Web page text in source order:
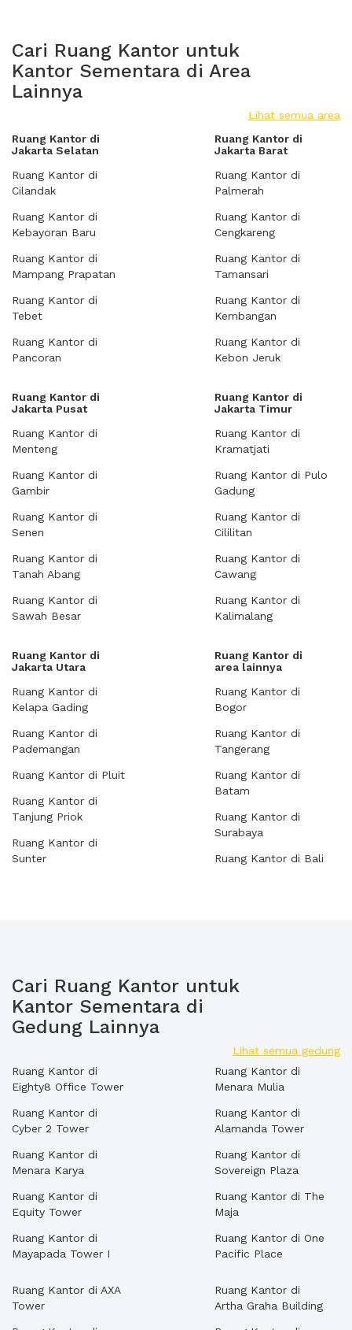
Cari Ruang Kantor untuk
Kantor Sementara di Area
Lainnya
Lihat semua area
Ruang Kantor di
Jakarta Selatan
Ruang Kantor di
Cilandak
Ruang Kantor di
Kebayoran Baru
Ruang Kantor di
Mampang Prapatan
Ruang Kantor di
Tebet
Ruang Kantor di
Pancoran
Ruang Kantor di
Jakarta Barat
Ruang Kantor di
Palmerah
Ruang Kantor di
Cengkareng
Ruang Kantor di
Tamansari
Ruang Kantor di
Kembangan
Ruang Kantor di
Kebon Jeruk
Ruang Kantor di
Jakarta Pusat
Ruang Kantor di
Menteng
Ruang Kantor di
Gambir
Ruang Kantor di
Senen
Ruang Kantor di
Tanah Abang
Ruang Kantor di
Sawah Besar
Ruang Kantor di
Jakarta Timur
Ruang Kantor di
Kramatjati
Ruang Kantor di Pulo
Gadung
Ruang Kantor di
Cililitan
Ruang Kantor di
Cawang
Ruang Kantor di
Kalimalang
Ruang Kantor di
Jakarta Utara
Ruang Kantor di
Kelapa Gading
Ruang Kantor di
Pademangan
Ruang Kantor di Pluit
Ruang Kantor di
Tanjung Priok
Ruang Kantor di
Sunter
Ruang Kantor di
area lainnya
Ruang Kantor di
Bogor
Ruang Kantor di
Tangerang
Ruang Kantor di
Batam
Ruang Kantor di
Surabaya
Ruang Kantor di Bali
Cari Ruang Kantor untuk
Kantor Sementara di
Gedung Lainnya
Lihat semua gedung
Ruang Kantor di
Eighty8 Office Tower
Ruang Kantor di
Cyber 2 Tower
Ruang Kantor di
Menara Karya
Ruang Kantor di
Equity Tower
Ruang Kantor di
Mayapada Tower I
Ruang Kantor di
Menara Mulia
Ruang Kantor di
Alamanda Tower
Ruang Kantor di
Sovereign Plaza
Ruang Kantor di The
Maja
Ruang Kantor di One
Pacific Place
Ruang Kantor di AXA
Tower
Ruang Kantor di
Artha Graha Building